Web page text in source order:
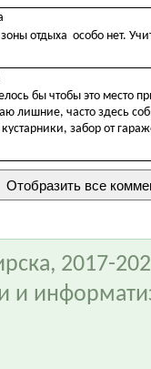
отдыха особо нет.
бы чтобы это место
лишние, часто здесь
забор от
2017-
и